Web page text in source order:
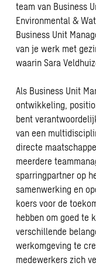
team van Business
Environmental &
Business Unit
van je werk met
waarin Sara
Als Business Unit
ontwikkeling,
bent
van een
directe
meerdere
sparringpartner op
samenwerking en
koers voor de
hebben om goed te
verschillende
werkomgeving te
medewerkers zich